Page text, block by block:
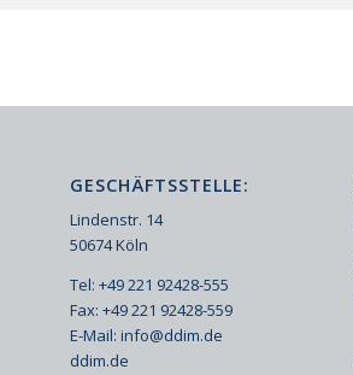
GESCHÄFTSSTELLE:
Lindenstr. 14
50674 Köln
Tel: +49 221 92428-555
Fax: +49 221 92428-559
E-Mail:info@ddim.de
ddim.de